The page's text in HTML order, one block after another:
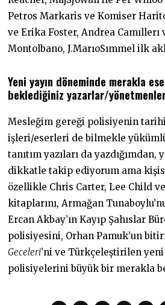
Petros Markaris ve Komiser
ve Erika Foster, Andrea Camıllerı
Montolbano, J.MarıoSımmel ilk
Yeni yayın döneminde merakla
beklediğiniz yazarlar/
Mesleğim gereği polisiyenin
işleri/eserleri de bilmekle
tanıtım yazıları da yazdığımdan,
dikkatle takip ediyorum ama
özellikle Chris Carter, Lee Child
kitaplarını, Armağan
Ercan Akbay’ın Kayıp Şahıslar
polisiyesini, Orhan Pamuk’un
Geceleri’ni ve Türkçeleştirilen yeni
polisiyelerini büyük bir merakla